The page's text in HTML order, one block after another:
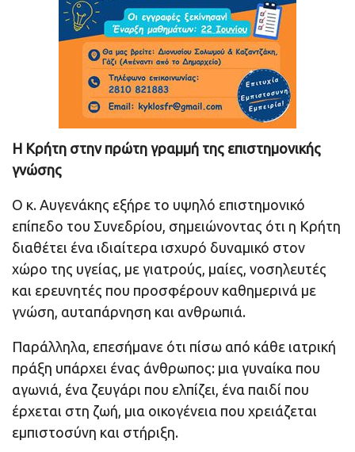
Η Κρήτη στην πρώτη γραμμή της επιστημονικής
γνώσης
Ο κ. Αυγενάκης εξήρε το υψηλό επιστημονικό
επίπεδο του Συνεδρίου, σημειώνοντας ότι η Κρήτη
διαθέτει ένα ιδιαίτερα ισχυρό δυναμικό στον
χώρο της υγείας, με γιατρούς, μαίες, νοσηλευτές
και ερευνητές που προσφέρουν καθημερινά με
γνώση, αυταπάρνηση και ανθρωπιά.
Παράλληλα, επεσήμανε ότι πίσω από κάθε ιατρική
πράξη υπάρχει ένας άνθρωπος: μια γυναίκα που
αγωνιά, ένα ζευγάρι που ελπίζει, ένα παιδί που
έρχεται στη ζωή, μια οικογένεια που χρειάζεται
εμπιστοσύνη και στήριξη.